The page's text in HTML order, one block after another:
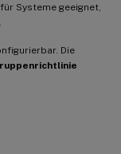
Systeme geeignet,
Die